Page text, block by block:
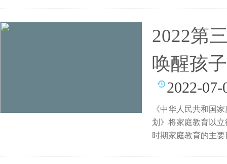
2022第
唤醒孩
2022-07-
《中华人民共和国
划》将家庭教育以
时期家庭教育的主